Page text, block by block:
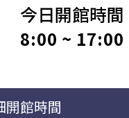
今日開館時間
8:00 ~ 17:00
開館時間